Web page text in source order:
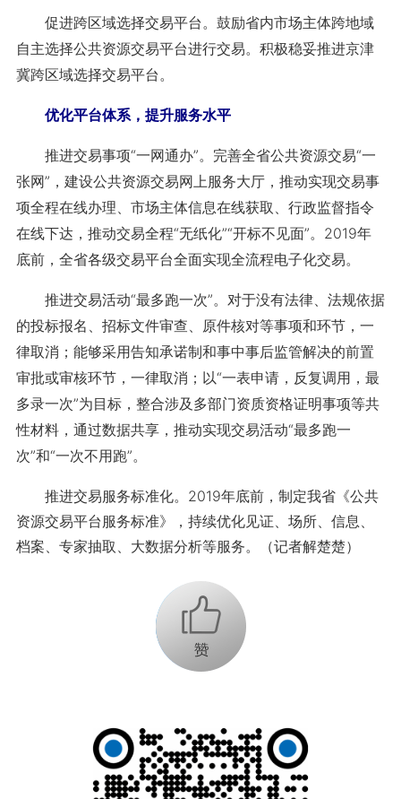
促进跨区域选择交易平台。鼓励省内市场主体跨地域
自主选择公共资源交易平台进行交易。积极稳妥推进京津
冀跨区域选择交易平台。
优化平台体系，提升服务水平
推进交易事项“一网通办”。完善全省公共资源交易“一
张网”，建设公共资源交易网上服务大厅，推动实现交易事
项全程在线办理、市场主体信息在线获取、行政监督指令
在线下达，推动交易全程“无纸化”“开标不见面”。2019年
底前，全省各级交易平台全面实现全流程电子化交易。
推进交易活动“最多跑一次”。对于没有法律、法规依据
的投标报名、招标文件审查、原件核对等事项和环节，一
律取消；能够采用告知承诺制和事中事后监管解决的前置
审批或审核环节，一律取消；以“一表申请，反复调用，最
多录一次”为目标，整合涉及多部门资质资格证明事项等共
性材料，通过数据共享，推动实现交易活动“最多跑一
次”和“一次不用跑”。
推进交易服务标准化。2019年底前，制定我省《公共
资源交易平台服务标准》，持续优化见证、场所、信息、
档案、专家抽取、大数据分析等服务。（记者解楚楚）
+1